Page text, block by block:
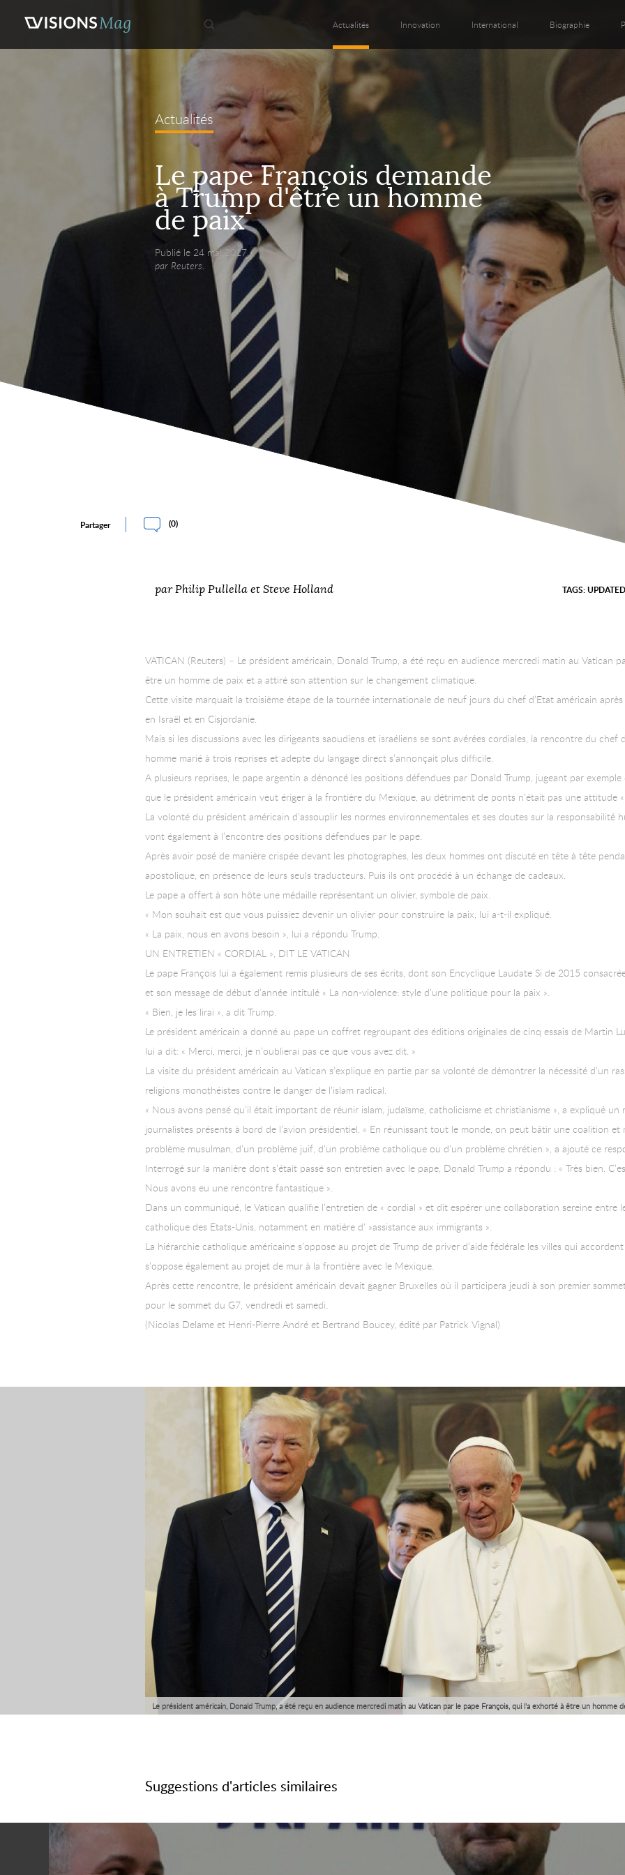
Actualités Innovation International Biographie
Actualités
Le pape François demande
à Trump d'être un homme
de paix
Publié le 24 mai 2017,
par Reuters.
Partager (0)
par Philip Pullella et Steve Holland TAGS:
VATICAN (Reuters) – Le président américain, Donald Trump, a été reçu en audience mercredi matin au Vatican
être un homme de paix et a attiré son attention sur le changement climatique.
Cette visite marquait la troisième étape de la tournée internationale de neuf jours du chef d’Etat américain
en Israël et en Cisjordanie.
Mais si les discussions avec les dirigeants saoudiens et israéliens se sont avérées cordiales, la rencontre du chef
homme marié à trois reprises et adepte du langage direct s’annonçait plus difficile.
A plusieurs reprises, le pape argentin a dénoncé les positions défendues par Donald Trump, jugeant par
que le président américain veut ériger à la frontière du Mexique, au détriment de ponts n’était pas une attitude
La volonté du président américain d’assouplir les normes environnementales et ses doutes sur la responsabilité
vont également à l’encontre des positions défendues par le pape.
Après avoir posé de manière crispée devant les photographes, les deux hommes ont discuté en tête à tête
apostolique, en présence de leurs seuls traducteurs. Puis ils ont procédé à un échange de cadeaux.
Le pape a offert à son hôte une médaille représentant un olivier, symbole de paix.
« Mon souhait est que vous puissiez devenir un olivier pour construire la paix, lui a-t-il expliqué.
« La paix, nous en avons besoin », lui a répondu Trump.
UN ENTRETIEN « CORDIAL », DIT LE VATICAN
Le pape François lui a également remis plusieurs de ses écrits, dont son Encyclique Laudate Si de 2015
et son message de début d’année intitulé « La non-violence: style d’une politique pour la paix ».
« Bien, je les lirai », a dit Trump.
Le président américain a donné au pape un coffret regroupant des éditions originales de cinq essais de Martin
lui a dit: « Merci, merci, je n’oublierai pas ce que vous avez dit. »
La visite du président américain au Vatican s’explique en partie par sa volonté de démontrer la nécessité d’un
religions monothéistes contre le danger de l’islam radical.
« Nous avons pensé qu’il était important de réunir islam, judaïsme, catholicisme et christianisme », a expliqué
journalistes présents à bord de l’avion présidentiel. « En réunissant tout le monde, on peut bâtir une coalition et
problème musulman, d’un problème juif, d’un problème catholique ou d’un problème chrétien », a ajouté ce
Interrogé sur la manière dont s’était passé son entretien avec le pape, Donald Trump a répondu : « Très bien.
Nous avons eu une rencontre fantastique ».
Dans un communiqué, le Vatican qualifie l’entretien de « cordial » et dit espérer une collaboration sereine entre
catholique des Etats-Unis, notamment en matière d' »assistance aux immigrants ».
La hiérarchie catholique américaine s’oppose au projet de Trump de priver d’aide fédérale les villes qui
s’oppose également au projet de mur à la frontière avec le Mexique.
Après cette rencontre, le président américain devait gagner Bruxelles où il participera jeudi à son premier
pour le sommet du G7, vendredi et samedi.
(Nicolas Delame et Henri-Pierre André et Bertrand Boucey, édité par Patrick Vignal)
Le président américain, Donald Trump, a été reçu en audience mercredi matin au Vatican par le pape François, qui l'a exhorté à être un homme
Suggestions d'articles similaires